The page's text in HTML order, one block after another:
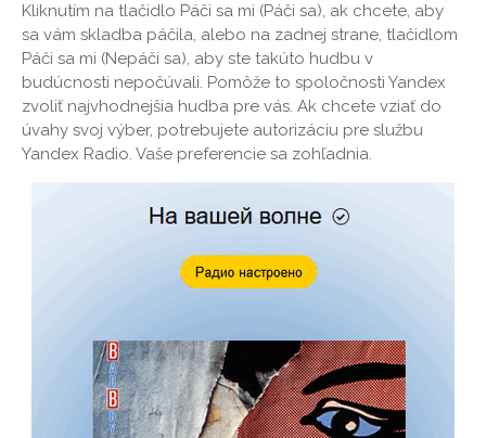
Kliknutím na tlačidlo Páči sa mi (Páči sa), ak chcete, aby
sa vám skladba páčila, alebo na zadnej strane, tlačidlom
Páči sa mi (Nepáči sa), aby ste takúto hudbu v
budúcnosti nepočúvali. Pomôže to spoločnosti Yandex
zvoliť najvhodnejšia hudba pre vás. Ak chcete vziať do
úvahy svoj výber, potrebujete autorizáciu pre službu
Yandex Radio. Vaše preferencie sa zohľadnia.